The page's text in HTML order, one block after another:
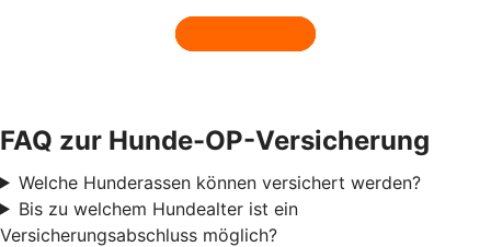
FAQ zur Hunde-OP-Versicherung
Welche Hunderassen können versichert werden?
Bis zu welchem Hundealter ist ein
Versicherungsabschluss möglich?